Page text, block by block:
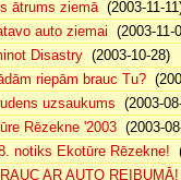
ātrums ziemā(2003-11-
auto ziemai (2003-11-
Disastry (2003-10-28)
riepām brauc Tu?
uzsaukums (2003-
Rēzekne '2003 (2003-
notiks Ekotūre Rēzekne!
AR AUTO REIBUMĀ!